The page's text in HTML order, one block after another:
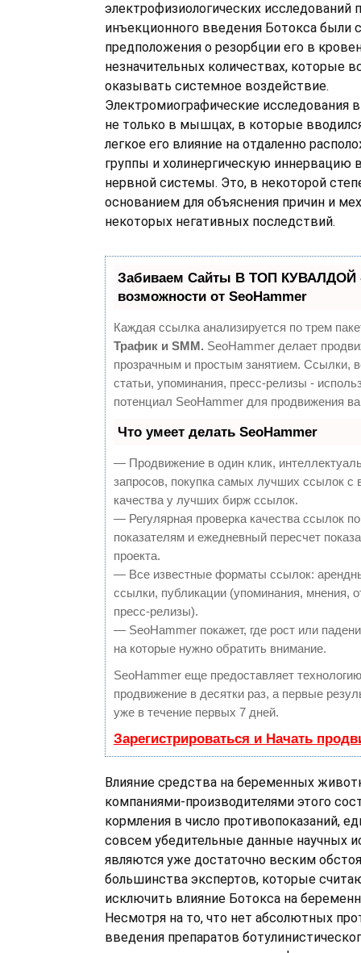
электрофизиологических исследований
инъекционного введения Ботокса были
предположения о резорбции его в
незначительных количествах, которые
оказывать системное воздействие.
Электромиографические исследования
не только в мышцах, в которые
легкое его влияние на отдаленно
группы и холинергическую иннервацию
нервной системы. Это, в некоторой
основанием для объяснения причин и
некоторых негативных последствий.
Забиваем Сайты В ТОП КУВАЛДОЙ
возможности от SeoHammer
Каждая ссылка анализируется по трем
Трафик и SMM. SeoHammer делает
прозрачным и простым занятием. Ссылки,
статьи, упоминания, пресс-релизы -
потенциал SeoHammer для продвижения
Что умеет делать SeoHammer
— Продвижение в один клик,
запросов, покупка самых лучших ссылок с
качества у лучших бирж ссылок.
— Регулярная проверка качества ссылок
показателям и ежедневный пересчет
проекта.
— Все известные форматы ссылок:
ссылки, публикации (упоминания, мнения,
пресс-релизы).
— SeoHammer покажет, где рост или
на которые нужно обратить внимание.
SeoHammer еще предоставляет
продвижение в десятки раз, а первые
уже в течение первых 7 дней.
Зарегистрироваться и Начать
Влияние средства на беременных
компаниями-производителями этого
кормления в число противопоказаний,
совсем убедительные данные научных
являются уже достаточно веским
большинства экспертов, которые
исключить влияние Ботокса на
Несмотря на то, что нет абсолютных
введения препаратов